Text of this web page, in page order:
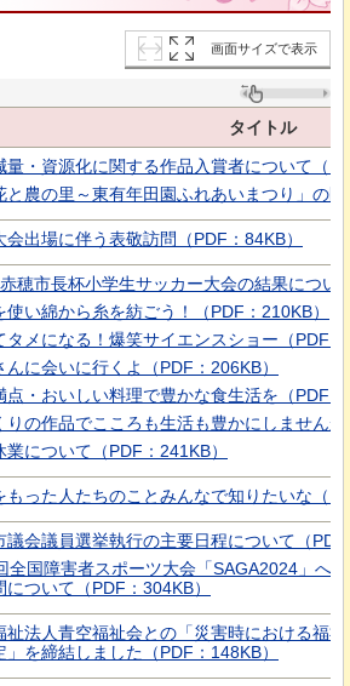
画面サイズで表示
タイトル
量・資源化に関する作品入賞者について（
と農の里～東有年田園ふれあいまつり」の
会出場に伴う表敬訪問（PDF：84KB）
穂市長杯小学生サッカー大会の結果につい
使い綿から糸を紡ごう！（PDF：210KB）
タメになる！爆笑サイエンスショー（PDF
んに会いに行くよ（PDF：206KB）
点・おいしい料理で豊かな食生活を（PDF
りの作品でこころも生活も豊かにしません
業について（PDF：241KB）
もった人たちのことみんなで知りたいな（
議会議員選挙執行の主要日程について（
全国障害者スポーツ大会「SAGA2024」へ
について（PDF：304KB）
祉法人青空福祉会との「災害時における福
」を締結しました（PDF：148KB）